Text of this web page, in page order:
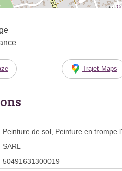
Trajet Maps
Peinture de sol, Peinture en trompe
SARL
50491631300019